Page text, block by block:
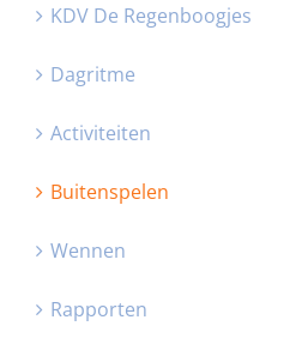
KDV De Regenboogjes
Dagritme
Activiteiten
Buitenspelen
Wennen
Rapporten